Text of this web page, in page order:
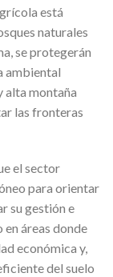
está
naturales
se protegerán
ambiental
alta montaña
las fronteras
el sector
para orientar
su gestión e
áreas donde
económica y,
del suelo